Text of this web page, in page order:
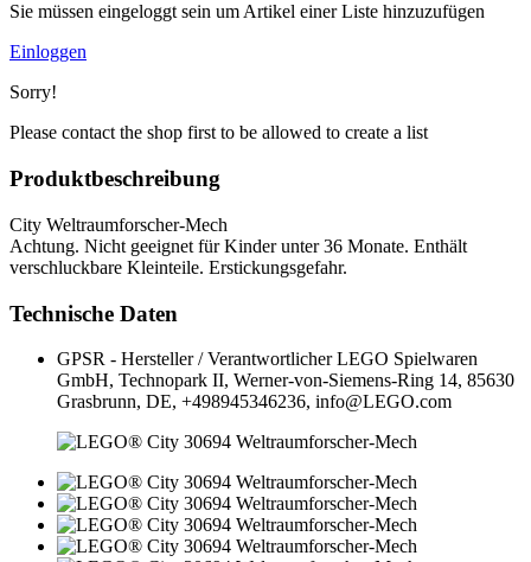
Sie müssen eingeloggt sein um Artikel einer Liste hinzuzufügen
Einloggen
Sorry!
Please contact the shop first to be allowed to create a list
Produktbeschreibung
City Weltraumforscher-Mech
Achtung. Nicht geeignet für Kinder unter 36 Monate. Enthält
verschluckbare Kleinteile. Erstickungsgefahr.
Technische Daten
GPSR - Hersteller / Verantwortlicher LEGO Spielwaren
GmbH, Technopark II, Werner-von-Siemens-Ring 14, 85630
Grasbrunn, DE, +498945346236, info@LEGO.com